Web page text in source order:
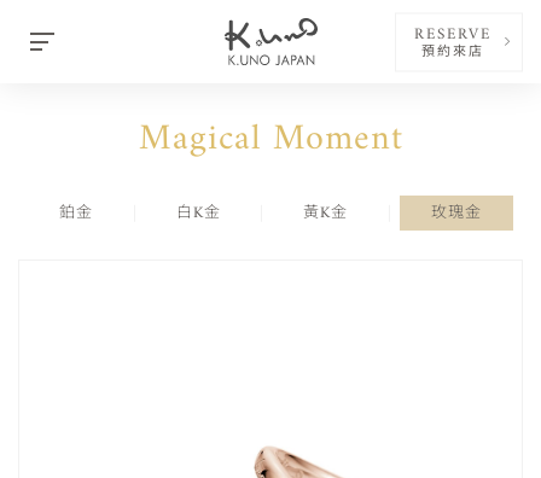
RESERVE
預約來店
Magical Moment
鉑金 白K金 黃K金 玫瑰金